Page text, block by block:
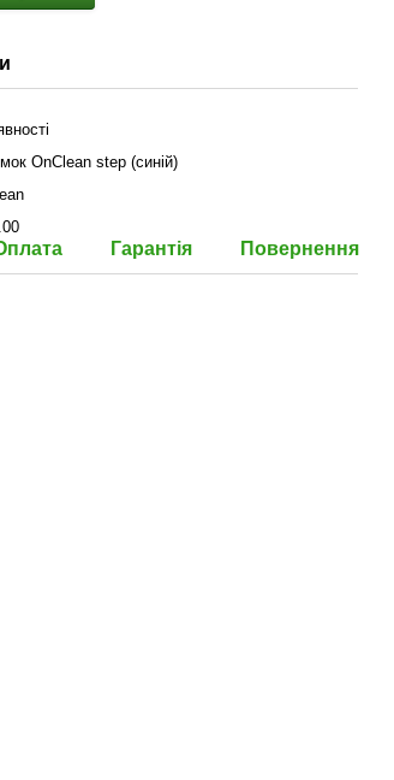
OnClean step (синій)
Гарантія Повернення